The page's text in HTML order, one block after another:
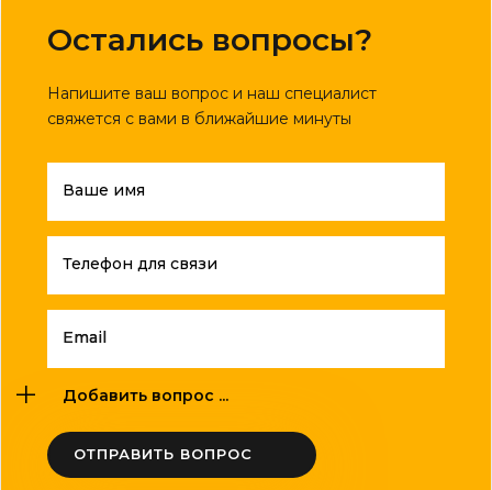
Остались вопросы?
Напишите ваш вопрос и наш специалист
свяжется с вами в ближайшие минуты
Ваше имя
Телефон для связи
Email
Добавить вопрос ...
ОТПРАВИТЬ ВОПРОС